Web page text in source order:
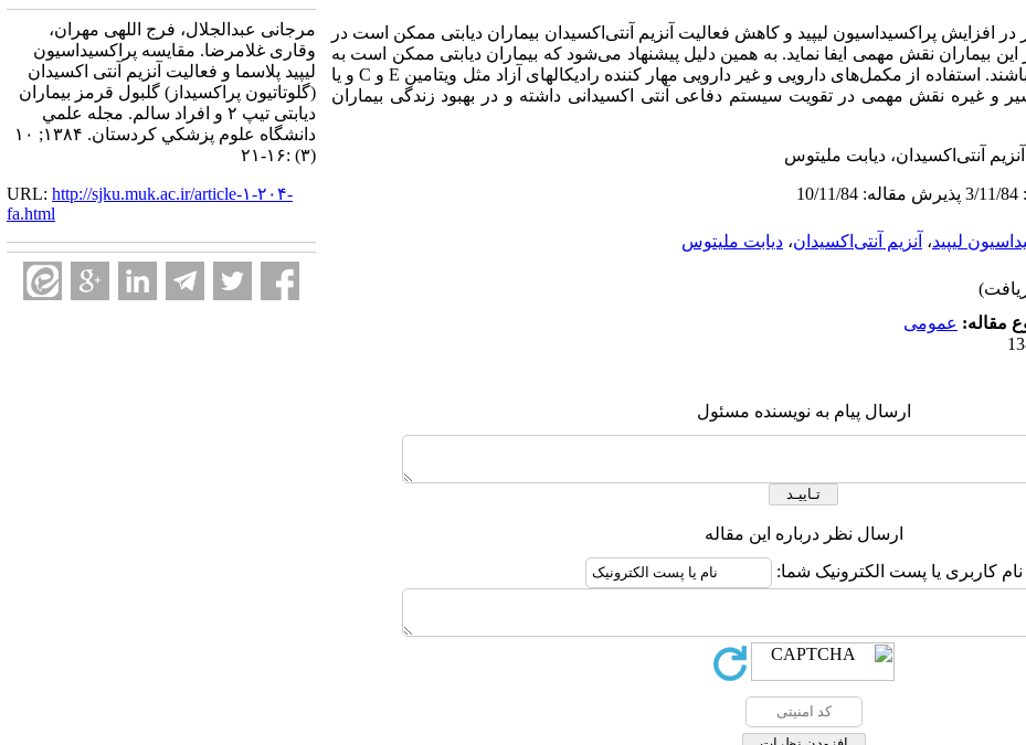
در افزایش پراکسیداسیون لیپید و کاهش فعالیت آنزیم آنتی‌اکسیدان بیماران دیابتی ممکن است در
بیماران نقش مهمی ایفا نماید. به همین دلیل پیشنهاد می‌شود که بیماران دیابتی ممکن است به
آنتی‌اکسیدانهای بیشتری نیاز داشته باشند. استفاده از مکمل‌های دارویی و غیر دارویی مهار کننده رادیکالهای آزاد مثل ویتامین E و C و یا
و غیره نقش مهمی در تقویت سیستم دفاعی آنتی اکسیدانی داشته و در بهبود زندگی بیماران
آنتی‌اکسیدان، دیابت ملیتوس
لیپید، آنزیم آنتی‌اکسیدان، دیابت ملیتوس
مقاله: عمومى
ارسال پیام به نویسنده مسئول
ارسال نظر درباره این مقاله
نام کاربری یا پست الکترونیک شما:
مرجانی عبدالجلال، فرج اللهی مهران،
وقاری غلامرضا. مقایسه پراکسیداسیون
لیپید پلاسما و فعالیت آنزیم آنتی اکسیدان
(گلوتاتیون پراکسیداز) گلبول قرمز بیماران
دیابتی تیپ ۲ و افراد سالم. مجله علمي
دانشگاه علوم پزشكي كردستان. ۱۳۸۴; ۱۰
(۳) :۱۶-۲۱
URL: http://sjku.muk.ac.ir/article-۱-۲۰۴-
fa.html